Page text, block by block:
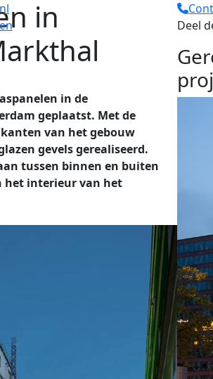
nl
en
in
in de
geplaatst. Met de
van het gebouw
gevels gerealiseerd.
tussen binnen en buiten
het interieur van het
Deel